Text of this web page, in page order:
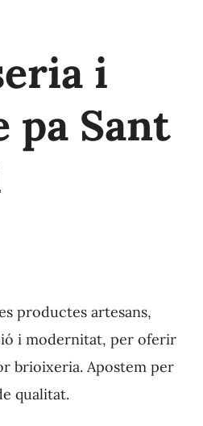
i
pa Sant
productes artesans,
i modernitat, per oferir
brioixeria. Apostem per
qualitat.